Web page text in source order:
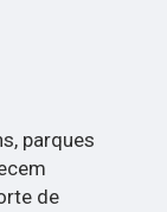
parques
de